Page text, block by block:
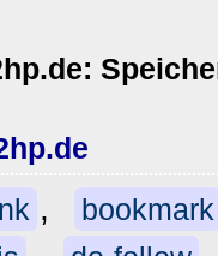
,
bookmark